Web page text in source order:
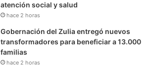
atención social y salud
hace 2 horas
Gobernación del Zulia entregó nuevos
transformadores para beneficiar a 13.000
familias
hace 2 horas